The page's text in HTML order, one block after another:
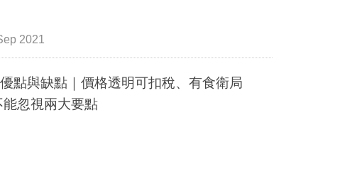
2021
點與缺點｜價格透明可扣稅、有食衛局
忽視兩大要點